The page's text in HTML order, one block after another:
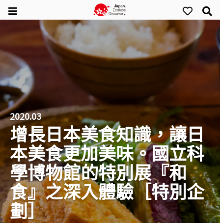
2020.03
增長日本美食知識，讓日
本美食更加美味。國立科
學博物館的特別展『和
食』之深入體驗［特別企
劃］